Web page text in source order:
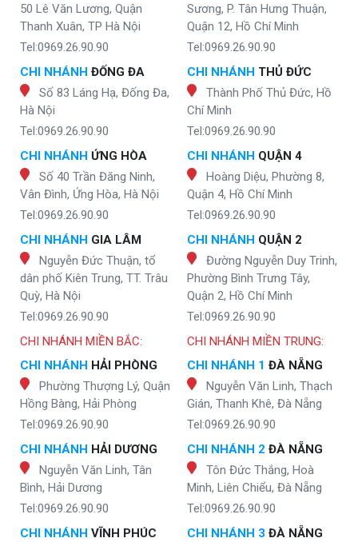
50 Lê Văn Lương, Quận
Thanh Xuân, TP Hà Nội
Tel:0969.26.90.90
CHI NHÁNH ĐỐNG ĐA
Số 83 Láng Hạ, Đống Đa,
Hà Nội
Tel:0969.26.90.90
CHI NHÁNH ỨNG HÒA
Số 40 Trần Đăng Ninh,
Vân Đình, Ứng Hòa, Hà Nội
Tel:0969.26.90.90
CHI NHÁNH GIA LÂM
Nguyễn Đức Thuận, tổ
dân phố Kiên Trung, TT. Trâu
Quỳ, Hà Nội
Tel:0969.26.90.90
Sương, P. Tân Hưng Thuận,
Quận 12, Hồ Chí Minh
Tel:0969.26.90.90
CHI NHÁNH THỦ ĐỨC
Thành Phố Thủ Đức, Hồ
Chí Minh
Tel:0969.26.90.90
CHI NHÁNH QUẬN 4
Hoàng Diệu, Phường 8,
Quận 4, Hồ Chí Minh
Tel:0969.26.90.90
CHI NHÁNH QUẬN 2
Đường Nguyễn Duy Trinh,
Phường Bình Trưng Tây,
Quận 2, Hồ Chí Minh
Tel:0969.26.90.90
CHI NHÁNH MIỀN BẮC:
CHI NHÁNH HẢI PHÒNG
Phường Thượng Lý, Quận
Hồng Bàng, Hải Phòng
Tel:0969.26.90.90
CHI NHÁNH HẢI DƯƠNG
Nguyễn Văn Linh, Tân
Bình, Hải Dương
Tel:0969.26.90.90
CHI NHÁNH VĨNH PHÚC
CHI NHÁNH MIỀN TRUNG:
CHI NHÁNH 1 ĐÀ NẴNG
Nguyễn Văn Linh, Thạch
Gián, Thanh Khê, Đà Nẵng
Tel:0969.26.90.90
CHI NHÁNH 2 ĐÀ NẴNG
Tôn Đức Thắng, Hoà
Minh, Liên Chiểu, Đà Nẵng
Tel:0969.26.90.90
CHI NHÁNH 3 ĐÀ NẴNG